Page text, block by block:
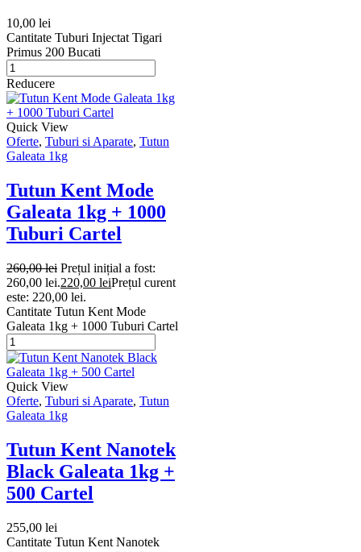
10,00 lei
Cantitate Tuburi Injectat Tigari
Primus 200 Bucati
Reducere
Quick View
Oferte, Tuburi si Aparate, Tutun
Galeata 1kg
Tutun Kent Mode
Galeata 1kg + 1000
Tuburi Cartel
260,00lei Prețul inițial a fost:
260,00 lei.220,00 leiPrețul curent
este: 220,00 lei.
Cantitate Tutun Kent Mode
Galeata 1kg + 1000 Tuburi Cartel
Quick View
Oferte, Tuburi si Aparate, Tutun
Galeata 1kg
Tutun Kent Nanotek
Black Galeata 1kg +
500 Cartel
255,00 lei
Cantitate Tutun Kent Nanotek